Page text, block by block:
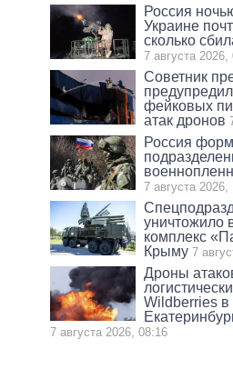
Россия
Украине
сколько
7 августа 2026,
Советник
фейковых
атак дронов
Россия
7 августа 2026,
уничтожило
комплекс
Крыму 7
Дроны
Wildberries в
7 августа 2026, 08:16